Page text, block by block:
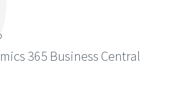
365 Business Central